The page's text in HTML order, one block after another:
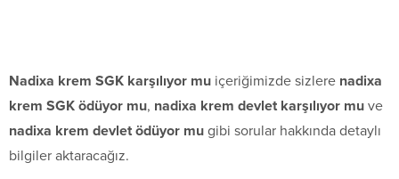
Nadixa krem SGK karşılıyor mu içeriğimizde sizlere nadixa
krem SGK ödüyor mu, nadixa krem devlet karşılıyor mu ve
nadixa krem devlet ödüyor mu gibi sorular hakkında detaylı
bilgiler aktaracağız.